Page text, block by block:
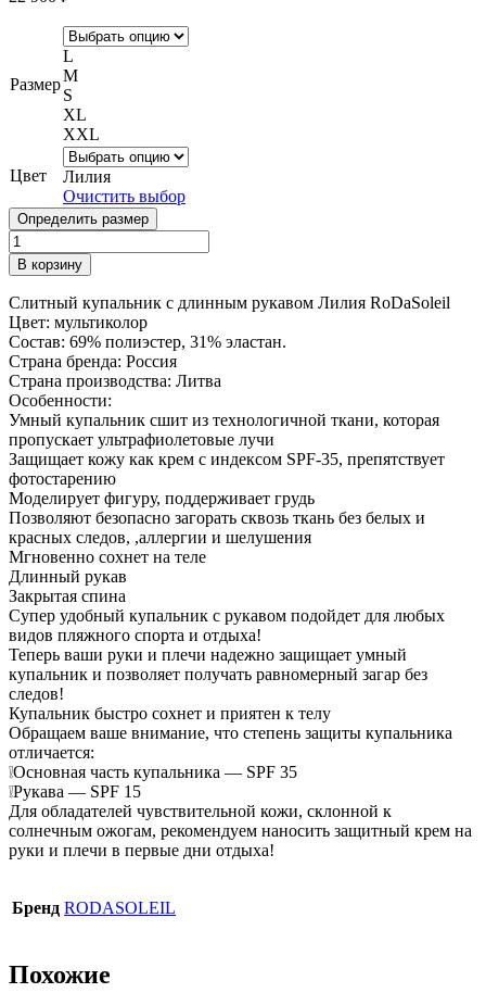
Размер
L
M
S
XL
XXL
Цвет
Лилия
Очистить выбор
Определить размер
Количество
товара
Купальник
RODASOLEIL
"Лилия"
В корзину
Слитный купальник с длинным рукавом Лилия RoDaSoleil
Цвет: мультиколор
Состав: 69% полиэстер, 31% эластан.
Страна бренда: Россия
Страна производства: Литва
Особенности:
Умный купальник сшит из технологичной ткани, которая
пропускает ультрафиолетовые лучи
Защищает кожу как крем с индексом SPF-35, препятствует
фотостарению
Моделирует фигуру, поддерживает грудь
Позволяют безопасно загорать сквозь ткань без белых и
красных следов, ,аллергии и шелушения
Мгновенно сохнет на теле
Длинный рукав
Закрытая спина
Супер удобный купальник с рукавом подойдет для любых
видов пляжного спорта и отдыха!
Теперь ваши руки и плечи надежно защищает умный
купальник и позволяет получать равномерный загар без
следов!
Купальник быстро сохнет и приятен к телу
Обращаем ваше внимание, что степень защиты купальника
отличается:
❕Основная часть купальника — SPF 35
❕Рукава — SPF 15
Для обладателей чувствительной кожи, склонной к
солнечным ожогам, рекомендуем наносить защитный крем на
руки и плечи в первые дни отдыха!
Бренд RODASOLEIL
Похожие